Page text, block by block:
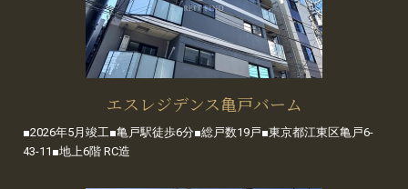
エスレジデンス亀戸バーム
■2026年5月竣工■亀戸駅徒歩6分■総戸数19戸■東京都江東区亀戸6-
43-11■地上6階 RC造